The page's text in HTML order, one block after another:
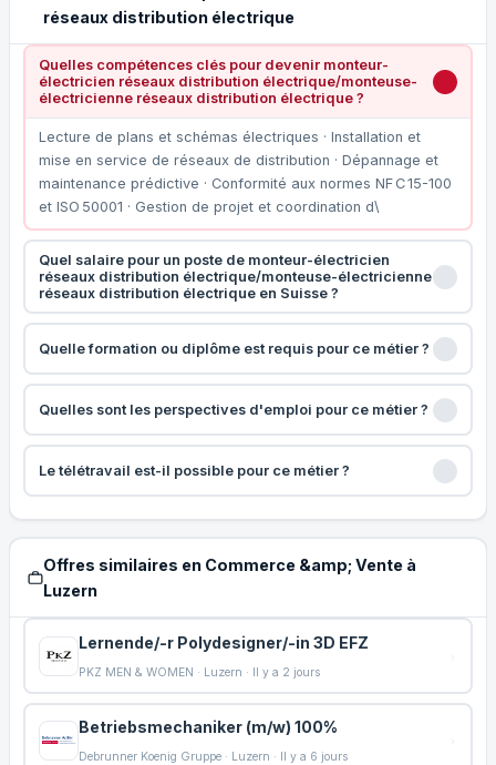
réseaux distribution électrique
Quelles compétences clés pour devenir monteur-
électricien réseaux distribution électrique/monteuse-
électricienne réseaux distribution électrique ?
Lecture de plans et schémas électriques · Installation et
mise en service de réseaux de distribution · Dépannage et
maintenance prédictive · Conformité aux normes NF C 15-100
et ISO 50001 · Gestion de projet et coordination d\
Quel salaire pour un poste de monteur-électricien
réseaux distribution électrique/monteuse-électricienne
réseaux distribution électrique en Suisse ?
Quelle formation ou diplôme est requis pour ce métier ?
Quelles sont les perspectives d'emploi pour ce métier ?
Le télétravail est-il possible pour ce métier ?
Offres similaires en Commerce &amp; Vente à
Luzern
Lernende/-r Polydesigner/-in 3D EFZ
PKZ MEN & WOMEN · Luzern · Il y a 2 jours
Betriebsmechaniker (m/w) 100%
Debrunner Koenig Gruppe · Luzern · Il y a 6 jours